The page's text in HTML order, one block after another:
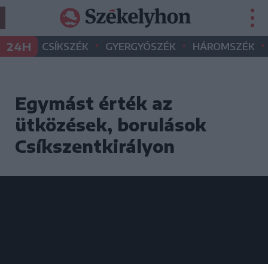
24H CSÍKSZÉK • GYERGYÓSZÉK • HÁROMSZÉK •
Egymást érték az
ütközések, borulások
Csíkszentkirályon